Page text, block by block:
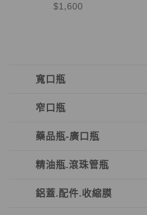
$1,600
寬口瓶
窄口瓶
藥品瓶-廣口瓶
精油瓶.滾珠管瓶
鋁蓋.配件.收縮膜